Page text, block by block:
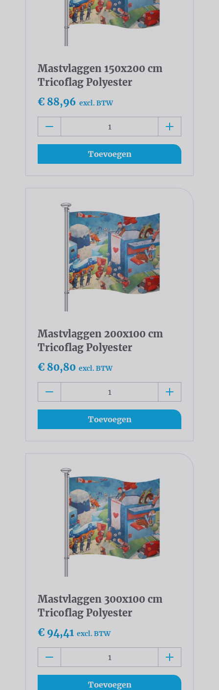
Mastvlaggen 150x200 cm
Tricoflag Polyester
€ 88,96 excl. BTW
Toevoegen
Mastvlaggen 200x100 cm
Tricoflag Polyester
€ 80,80 excl. BTW
Toevoegen
Mastvlaggen 300x100 cm
Tricoflag Polyester
€ 94,41 excl. BTW
Toevoegen